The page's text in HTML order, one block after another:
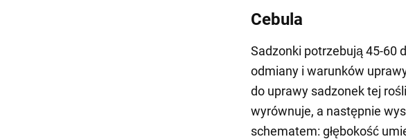
Cebula
Sadzonki potrzebują 45-60
odmiany i warunków
do uprawy sadzonek tej
wyrównuje, a następnie
schematem: głębokość